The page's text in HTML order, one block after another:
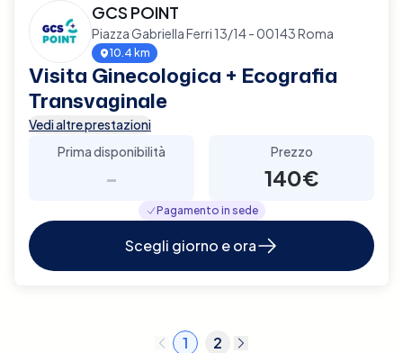
GCS POINT
Piazza Gabriella Ferri 13/14 - 00143 Roma
10.4 km
Visita Ginecologica + Ecografia
Transvaginale
Vedi altre prestazioni
Prima disponibilità
-
Prezzo
140€
Pagamento in sede
Scegli giorno e ora
1 2